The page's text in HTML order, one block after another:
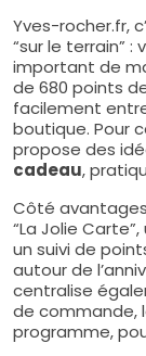
Yves-rocher.fr,
“sur le terrain” :
important de
de 680 points
facilement
boutique. Pour
propose des
cadeau,
Côté
“La Jolie
un suivi de
autour de
centralise
de commande,
programme,